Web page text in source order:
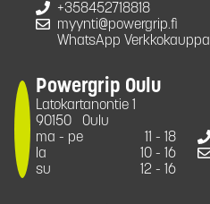
+358452718818
myynti@powergrip.fi
WhatsApp Verkkokauppa
Powergrip Oulu
Latokartanontie 1
90150
Oulu
ma - pe
11 - 18
la
10 - 16
su
12 - 16